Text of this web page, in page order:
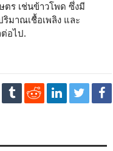
ตร เช่นข้าวโพด ซึ่งมี
มาณเชื้อเพลิง และ
อไป.